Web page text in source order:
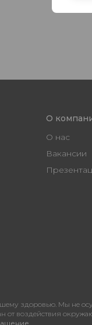
О
О нас
Вакансии
здоровью. Мы не
от воздействия